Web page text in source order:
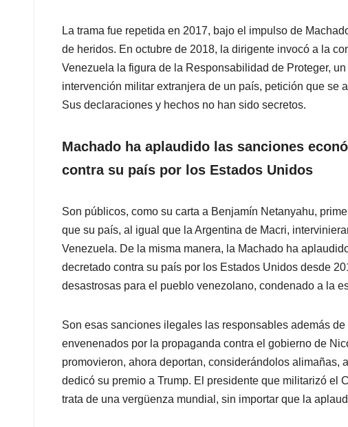
La trama fue repetida en 2017, bajo el impulso de
de heridos. En octubre de 2018, la dirigente invocó a la
Venezuela la figura de la Responsabilidad de Proteger,
intervención militar extranjera de un país, petición que se
Sus declaraciones y hechos no han sido secretos.
Machado ha aplaudido las sanciones
contra su país por los Estados Unidos
Son públicos, como su carta a Benjamín Netanyahu,
que su país, al igual que la Argentina de Macri,
Venezuela. De la misma manera, la Machado ha
decretado contra su país por los Estados Unidos desde
desastrosas para el pueblo venezolano, condenado a la
Son esas sanciones ilegales las responsables además
envenenados por la propaganda contra el gobierno de
promovieron, ahora deportan, considerándolos alimañas,
dedicó su premio a Trump. El presidente que militarizó el
trata de una vergüenza mundial, sin importar que la